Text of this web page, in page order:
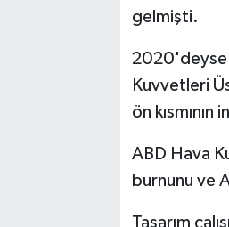
gelmişti.
2020'deyse
Kuvvetleri
ön kısmının
ABD Hava
burnunu ve
Tasarım